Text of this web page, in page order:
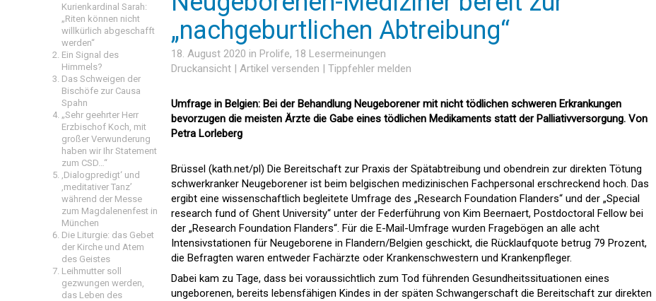
Kurienkardinal Sarah:
„Riten können nicht
willkürlich abgeschafft
werden“
Ein Signal des
Himmels?
Das Schweigen der
Bischöfe zur Causa
Spahn
„Sehr geehrter Herr
Erzbischof Koch, mit
großer Verwunderung
haben wir Ihr Statement
zum CSD…“
‚Dialogpredigt‘ und
‚meditativer Tanz’
während der Messe
zum Magdalenenfest in
München
Die Liturgie: das Gebet
der Kirche und Atem
des Geistes
Leihmutter soll
gezwungen werden,
das Leben des
„nachgeburtlichen Abtreibung“
18. August 2020 in Prolife, 18 Lesermeinungen
Druckansicht | Artikel versenden | Tippfehler melden
Umfrage in Belgien: Bei der Behandlung Neugeborener mit nicht tödlichen schweren Erkrankungen
bevorzugen die meisten Ärzte die Gabe eines tödlichen Medikaments statt der Palliativversorgung. Von
Petra Lorleberg
Brüssel (kath.net/pl) Die Bereitschaft zur Praxis der Spätabtreibung und obendrein zur direkten Tötung
schwerkranker Neugeborener ist beim belgischen medizinischen Fachpersonal erschreckend hoch. Das
ergibt eine wissenschaftlich begleitete Umfrage des „Research Foundation Flanders“ und der „Special
research fund of Ghent University“ unter der Federführung von Kim Beernaert, Postdoctoral Fellow bei
der „Research Foundation Flanders“. Für die E-Mail-Umfrage wurden Fragebögen an alle acht
Intensivstationen für Neugeborene in Flandern/Belgien geschickt, die Rücklaufquote betrug 79 Prozent,
die Befragten waren entweder Fachärzte oder Krankenschwestern und Krankenpfleger.
Dabei kam zu Tage, dass bei voraussichtlich zum Tod führenden Gesundheitssituationen eines
ungeborenen, bereits lebensfähigen Kindes in der späten Schwangerschaft die Bereitschaft zur direkten